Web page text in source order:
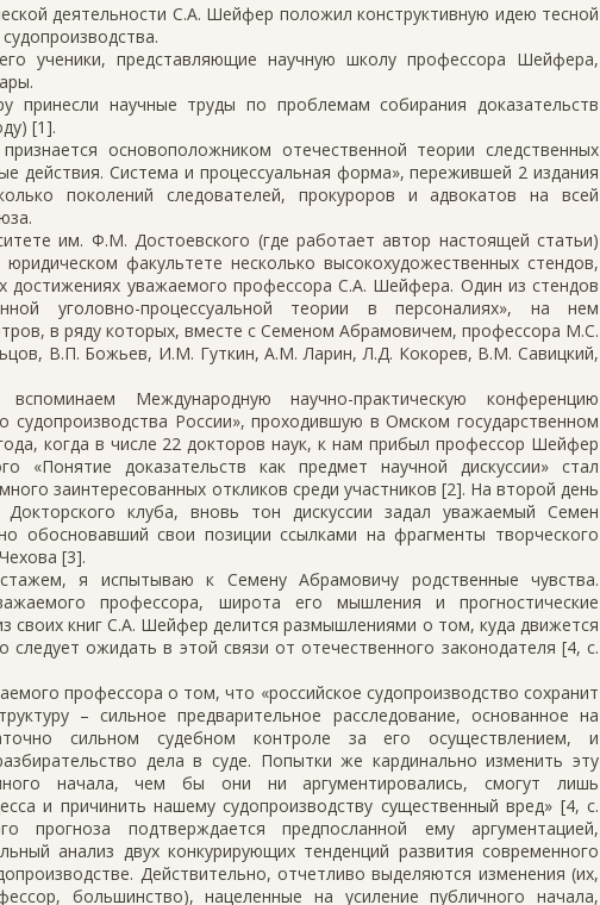
деятельности С.А. Шейфер положил конструктивную идею тесной
ученики, представляющие научную школу профессора Шейфера,
принесли научные труды по проблемам собирания доказательств
[1].
основоположником отечественной теории следственных
действия. Система и процессуальная форма», пережившей 2 издания
поколений следователей, прокуроров и адвокатов на всей
им. Ф.М. Достоевского (где работает автор настоящей статьи)
факультете несколько высокохудожественных стендов,
достижениях уважаемого профессора С.А. Шейфера. Один из стендов
уголовно-процессуальной теории в персоналиях», на нем
в ряду которых, вместе с Семеном Абрамовичем, профессора М.С.
В.П. Божьев, И.М. Гуткин, А.М. Ларин, Л.Д. Кокорев, В.М. Савицкий,
Международную научно-практическую конференцию
судопроизводства России», проходившую в Омском государственном
когда в числе 22 докторов наук, к нам прибыл профессор Шейфер
«Понятие доказательств как предмет научной дискуссии» стал
заинтересованных откликов среди участников [2]. На второй день
клуба, вновь тон дискуссии задал уважаемый Семен
обосновавший свои позиции ссылками на фрагменты творческого
[3].
я испытываю к Семену Абрамовичу родственные чувства.
профессора, широта его мышления и прогностические
своих книг С.А. Шейфер делится размышлениями о том, куда движется
следует ожидать в этой связи от отечественного законодателя [4, с.
профессора о том, что «российское судопроизводство сохранит
– сильное предварительное расследование, основанное на
сильном судебном контроле за его осуществлением, и
дела в суде. Попытки же кардинально изменить эту
начала, чем бы они ни аргументировались, смогут лишь
и причинить нашему судопроизводству существенный вред» [4, с.
прогноза подтверждается предпосланной ему аргументацией,
анализ двух конкурирующих тенденций развития современного
Действительно, отчетливо выделяются изменения (их,
большинство), нацеленные на усиление публичного начала,